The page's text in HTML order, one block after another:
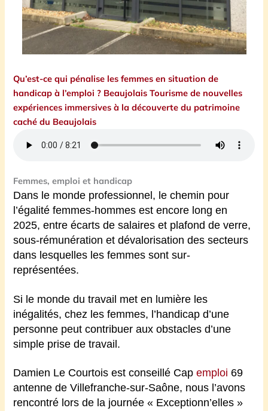
Qu’est-ce qui pénalise les femmes en situation de
handicap à l’emploi ? Beaujolais Tourisme de nouvelles
expériences immersives à la découverte du patrimoine
caché du Beaujolais
Femmes, emploi et handicap
Dans le monde professionnel, le chemin pour
l’égalité femmes-hommes est encore long en
2025,entre écarts de salaires et plafond de verre,
sous-rémunération et dévalorisation des secteurs
dans lesquelles les femmes sont sur-
représentées.
Si le monde du travail met en lumière les
inégalités, chez les femmes, l’handicap d’une
personne peut contribuer aux obstacles d’une
simple prise de travail.
Damien Le Courtois est conseillé Capemploi 69
antenne de Villefranche-sur-Saône, nous l’avons
rencontré lors de la journée « Exceptionn’elles »